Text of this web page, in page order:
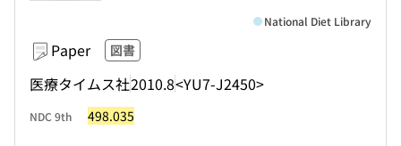
Paper 図書
医療タイムス社2010.8<YU7-J2450>
National Diet Library
NDC 9th 498.035